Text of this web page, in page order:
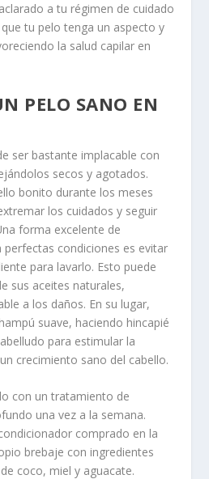
a tu régimen de cuidado
tu pelo tenga un aspecto y
la salud capilar en
PELO SANO EN
ser bastante implacable con
secos y agotados.
bonito durante los meses
los cuidados y seguir
forma excelente de
condiciones es evitar
para lavarlo. Esto puede
sus aceites naturales,
a los daños. En su lugar,
suave, haciendo hincapié
para estimular la
crecimiento sano del cabello.
con un tratamiento de
una vez a la semana.
comprado en la
brebaje con ingredientes
coco, miel y aguacate.